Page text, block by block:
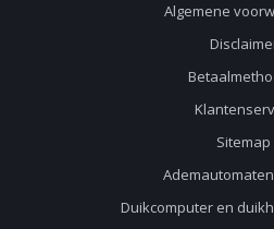
Algemene
Sitemap
Duikcomputer en